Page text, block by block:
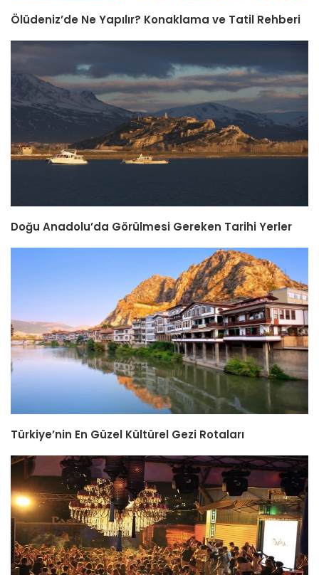
Ölüdeniz’de Ne Yapılır? Konaklama ve Tatil Rehberi
Doğu Anadolu’da Görülmesi Gereken Tarihi Yerler
Türkiye’nin En Güzel Kültürel Gezi Rotaları